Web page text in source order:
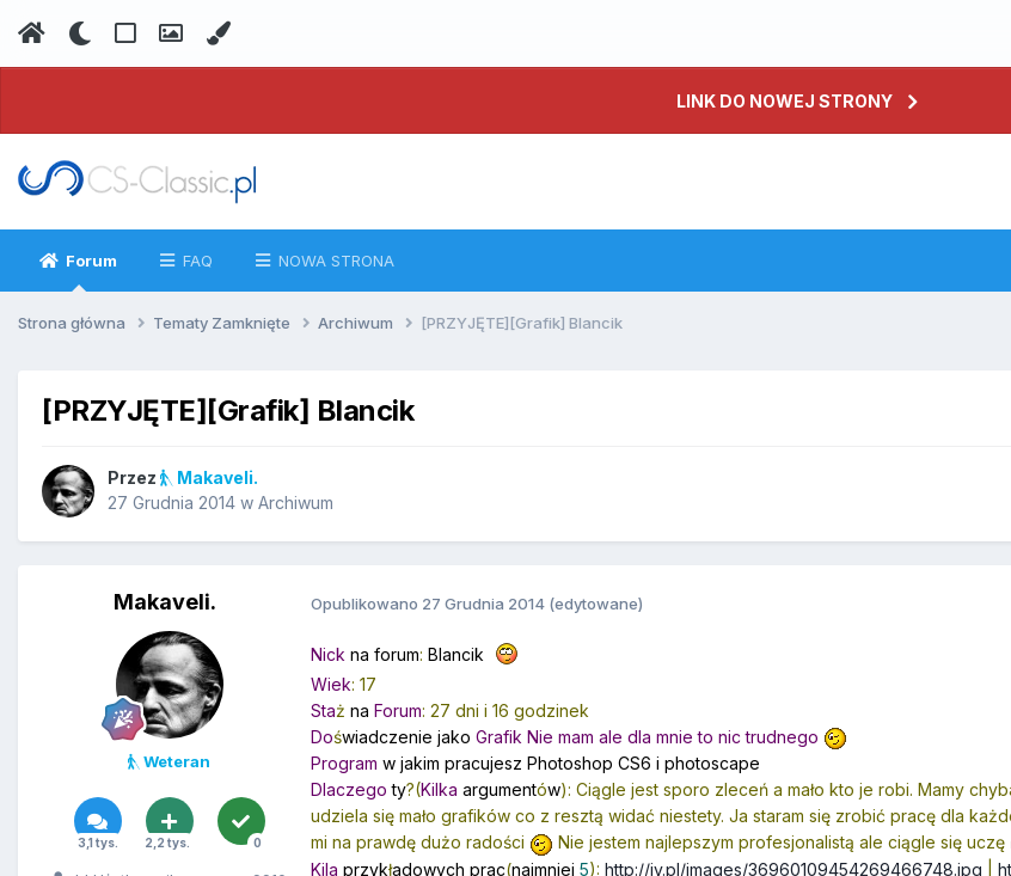
LINK DO NOWEJ STRONY
Forum FAQ NOWA STRONA
Strona główna Tematy Zamknięte Archiwum [PRZYJĘTE][Grafik] Blancik
[PRZYJĘTE][Grafik] Blancik
Przez
Makaveli.
27 Grudnia 2014 w Archiwum
Makaveli.
Weteran
3,1 tys. 2,2 tys. 0
Opublikowano 27 Grudnia 2014 (edytowane)
Nick na forum: Blancik
Wiek: 17
Staż na Forum: 27 dni i 16 godzinek
Doświadczenie jako Grafik Nie mam ale dla mnie to nic trudnego
Program w jakim pracujesz Photoshop CS6 i photoscape
Dlaczego ty?(Kilka argumentów): Ciągle jest sporo zleceń a mało kto je robi. Mamy
udziela się mało grafików co z resztą widać niestety. Ja staram się zrobić pracę dla
mi na prawdę dużo radości
Nie jestem najlepszym profesjonalistą ale ciągle się uczę
Kila przykładowych prac(najmniej 5): http://iv.pl/images/36960109454269466748.jpg